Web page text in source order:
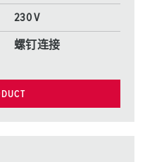
230 V
螺钉连接